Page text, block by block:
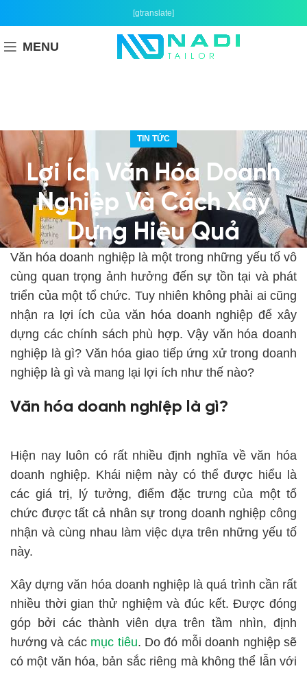
[gtranslate]
MENU
TIN TỨC
Lợi Ích Văn Hóa Doanh
Nghiệp Và Cách Xây
Dựng Hiệu Quả
Văn hóa doanh nghiệp là một trong những yếu tố vô
cùng quan trọng ảnh hưởng đến sự tồn tại và phát
triển của một tổ chức. Tuy nhiên không phải ai cũng
nhận ra lợi ích của văn hóa doanh nghiệp để xây
dựng các chính sách phù hợp. Vậy văn hóa doanh
nghiệp là gì? Văn hóa giao tiếp ứng xử trong doanh
nghiệp là gì và mang lại lợi ích như thế nào?
Văn hóa doanh nghiệp là gì?
Hiện nay luôn có rất nhiều định nghĩa về văn hóa
doanh nghiệp. Khái niệm này có thể được hiểu là
các giá trị, lý tưởng, điểm đặc trưng của một tổ
chức được tất cả nhân sự trong doanh nghiệp công
nhận và cùng nhau làm việc dựa trên những yếu tố
này.
Xây dựng văn hóa doanh nghiệp là quá trình cần rất
nhiều thời gian thử nghiệm và đúc kết. Được đóng
góp bởi các thành viên dựa trên tầm nhìn, định
hướng và các mục tiêu. Do đó mỗi doanh nghiệp sẽ
có một văn hóa, bản sắc riêng mà không thể lẫn với